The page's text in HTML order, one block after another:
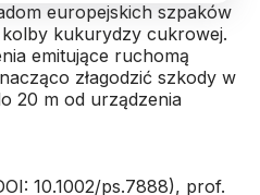
europejskich szpaków
kukurydzy cukrowej.
emitujące ruchomą
złagodzić szkody w
20 m od urządzenia
10.1002/ps.7888), prof.